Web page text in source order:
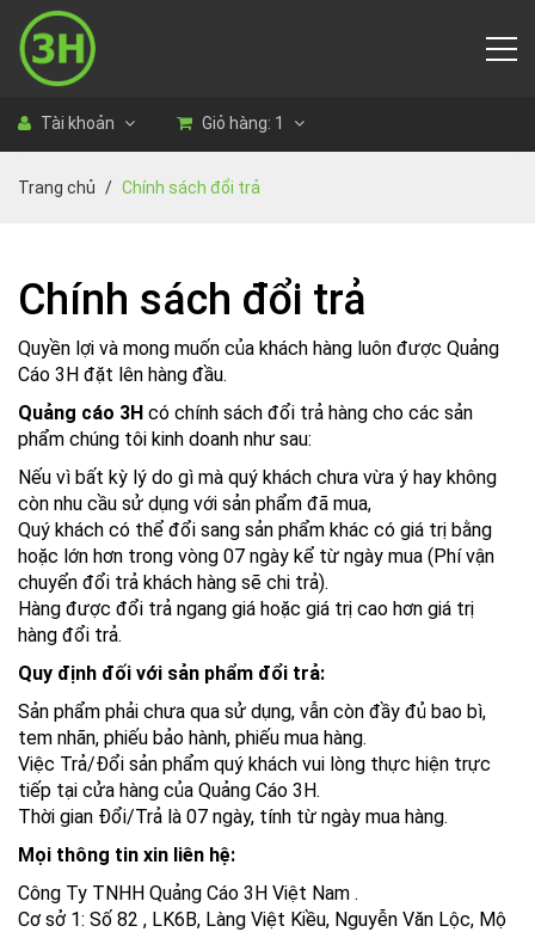
Tài khoản Giỏ hàng: 1
Trang chủ Chính sách đổi trả
Chính sách đổi trả
Quyền lợi và mong muốn của khách hàng luôn được Quảng
Cáo 3H đặt lên hàng đầu.
Quảng cáo 3H có chính sách đổi trả hàng cho các sản
phẩm chúng tôi kinh doanh như sau:
Nếu vì bất kỳ lý do gì mà quý khách chưa vừa ý hay không
còn nhu cầu sử dụng với sản phẩm đã mua,
Quý khách có thể đổi sang sản phẩm khác có giá trị bằng
hoặc lớn hơn trong vòng 07 ngày kể từ ngày mua (Phí vận
chuyển đổi trả khách hàng sẽ chi trả).
Hàng được đổi trả ngang giá hoặc giá trị cao hơn giá trị
hàng đổi trả.
Quy định đối với sản phẩm đổi trả:
Sản phẩm phải chưa qua sử dụng, vẫn còn đầy đủ bao bì,
tem nhãn, phiếu bảo hành, phiếu mua hàng.
Việc Trả/Đổi sản phẩm quý khách vui lòng thực hiện trực
tiếp tại cửa hàng của Quảng Cáo 3H.
Thời gian Đổi/Trả là 07 ngày, tính từ ngày mua hàng.
Mọi thông tin xin liên hệ:
Công Ty TNHH Quảng Cáo 3H Việt Nam .
Cơ sở 1: Số 82 , LK6B, Làng Việt Kiều, Nguyễn Văn Lộc, Mộ